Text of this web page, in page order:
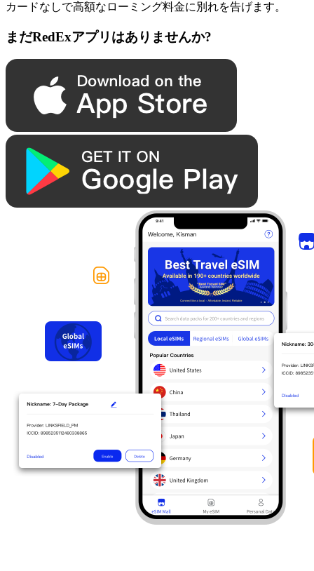
カードなしで高額なローミング料金に別れを告げます。
まだRedExアプリはありませんか?